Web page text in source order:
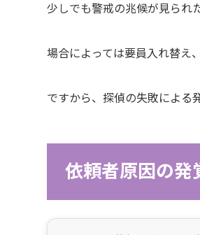
少しでも警戒の兆候が見られ
場合によっては要員入れ替え
ですから、探偵の失敗による
依頼者原因の発